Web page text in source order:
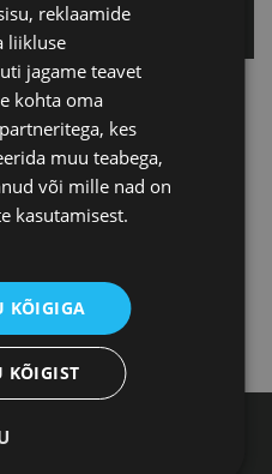
Toom-Kooli 17,
reklaamide
liikluse
jagame teavet
kohta oma
kes
muu teabega,
või mille nad on
kasutamisest.
KÕIGIGA
KÕIGIST